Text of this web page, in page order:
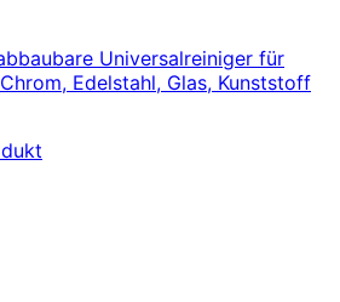
Universalreiniger für
Edelstahl, Glas, Kunststoff